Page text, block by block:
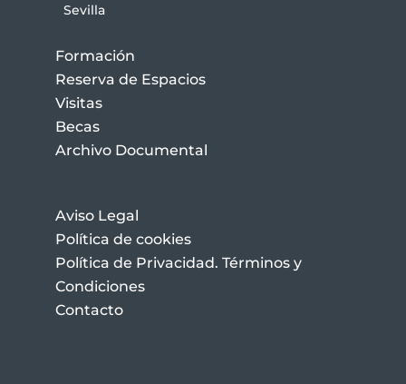
Sevilla
Formación
Reserva de Espacios
Visitas
Becas
Archivo Documental
Aviso Legal
Política de cookies
Política de Privacidad. Términos y
Condiciones
Contacto